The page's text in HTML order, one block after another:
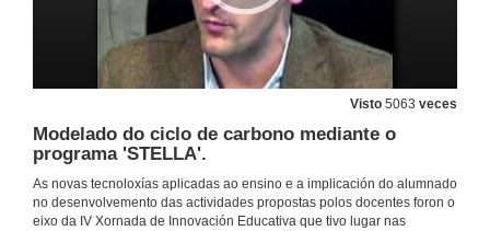
Visto 5063 veces
Modelado do ciclo de carbono mediante o
programa 'STELLA'.
As novas tecnoloxías aplicadas ao ensino e a implicación do alumnado
no desenvolvemento das actividades propostas polos docentes foron o
eixo da IV Xornada de Innovación Educativa que tivo lugar nas
Quenda de preguntas
11 de dec. de 2009
11 de dec. de 2009